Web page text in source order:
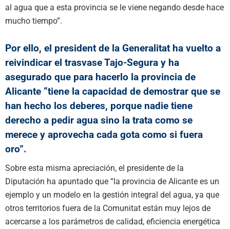
al agua que a esta provincia se le viene negando desde hace
mucho tiempo”.
Por ello, el president de la Generalitat ha vuelto a
reivindicar el trasvase Tajo-Segura y ha
asegurado que para hacerlo la provincia de
Alicante “tiene la capacidad de demostrar que se
han hecho los deberes, porque nadie tiene
derecho a pedir agua sino la trata como se
merece y aprovecha cada gota como si fuera
oro”.
Sobre esta misma apreciación, el presidente de la
Diputación ha apuntado que “la provincia de Alicante es un
ejemplo y un modelo en la gestión integral del agua, ya que
otros territorios fuera de la Comunitat están muy lejos de
acercarse a los parámetros de calidad, eficiencia energética